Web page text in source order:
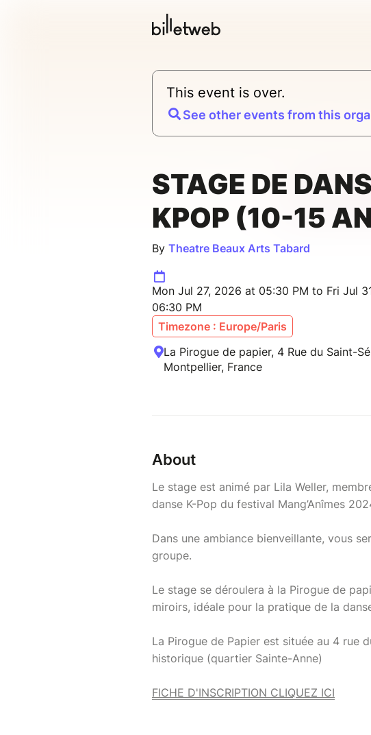
This event is over.
See other events from this
STAGE DE
KPOP (10-15
By Theatre Beaux Arts Tabard
Mon Jul 27, 2026 at 05:30 PM to Fri Jul
06:30 PM
Timezone : Europe/Paris
La Pirogue de papier, 4 Rue du Saint-
Montpellier, France
About
Le stage est animé par Lila Weller,
danse K-Pop du festival Mang’Anîmes
Dans une ambiance bienveillante, vous
groupe.
Le stage se déroulera à la Pirogue de
miroirs, idéale pour la pratique de la
La Pirogue de Papier est située au 4 rue
historique (quartier Sainte-Anne)
FICHE D'INSCRIPTION CLIQUEZ ICI